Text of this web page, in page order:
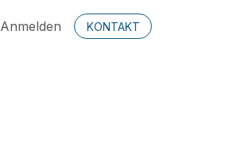
Anmelden KONTAKT